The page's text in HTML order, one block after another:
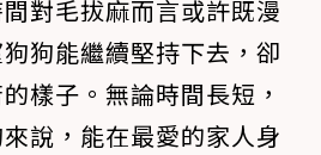
對毛拔麻而言或許既漫
狗能繼續堅持下去，卻
樣子。無論時間長短，
說，能在最愛的家人身